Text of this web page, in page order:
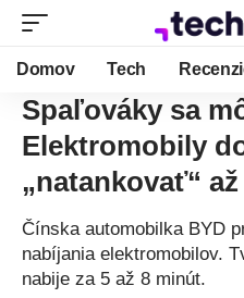
Domov Tech
Spaľováky sa
Elektromobily
„natankovať“
Čínska automobilka BYD
nabíjania elektromobilov.
nabije za 5 až 8 minút.